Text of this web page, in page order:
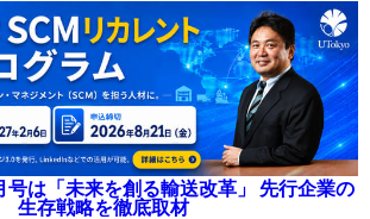
号は「未来を創る輸送改革」 先行企業の
生存戦略を徹底取材